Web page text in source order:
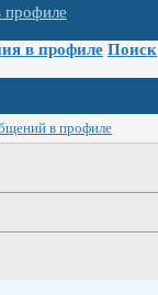
в профиле Поиск
в профиле